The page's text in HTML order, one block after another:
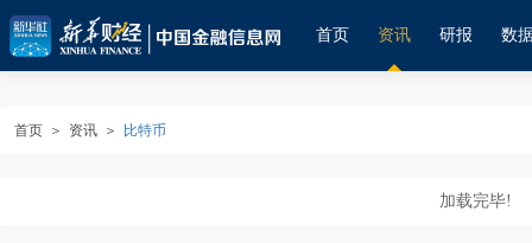
首页 资讯 研报 数
首页 ＞ 资讯 ＞ 比特币
加载完毕!